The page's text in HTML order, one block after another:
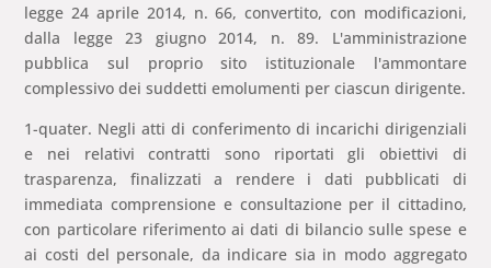
legge 24 aprile 2014, n. 66, convertito, con modificazioni,
dalla legge 23 giugno 2014, n. 89. L'amministrazione
pubblica sul proprio sito istituzionale l'ammontare
complessivo dei suddetti emolumenti per ciascun dirigente.
1-quater. Negli atti di conferimento di incarichi dirigenziali
e nei relativi contratti sono riportati gli obiettivi di
trasparenza, finalizzati a rendere i dati pubblicati di
immediata comprensione e consultazione per il cittadino,
con particolare riferimento ai dati di bilancio sulle spese e
ai costi del personale, da indicare sia in modo aggregato